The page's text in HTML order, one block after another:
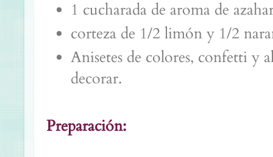
1 cucharada de aroma de
corteza de 1/2 limón y 1/2
Anisetes de colores, confetti y
decorar.
Preparación: